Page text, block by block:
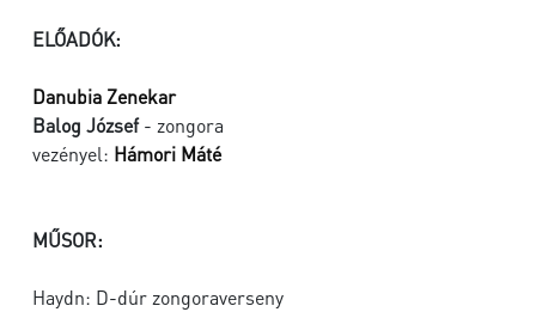
ELŐADÓK:
Danubia Zenekar
Balog József- zongora
vezényel: Hámori Máté
MŰSOR:
Haydn: D-dúr zongoraverseny